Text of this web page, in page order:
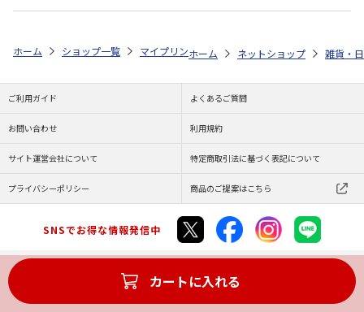
カートに入れる
ホーム ショップ一覧 マイプリント シルエットプレート【ジャー
ホーム ネットショップ 雑貨・
ご利用ガイド よくあるご質問
お問い合わせ 利用規約
サイト運営会社について 特定商取引法に基づく表記について
プライバシーポリシー 商品のご提案はこちら
SNSでお得な情報発信中